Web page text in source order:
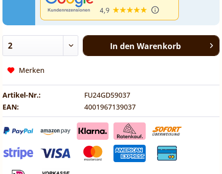
In den Warenkorb
Merken
Artikel-Nr.:
FU24GD59037
EAN:
4001967139037